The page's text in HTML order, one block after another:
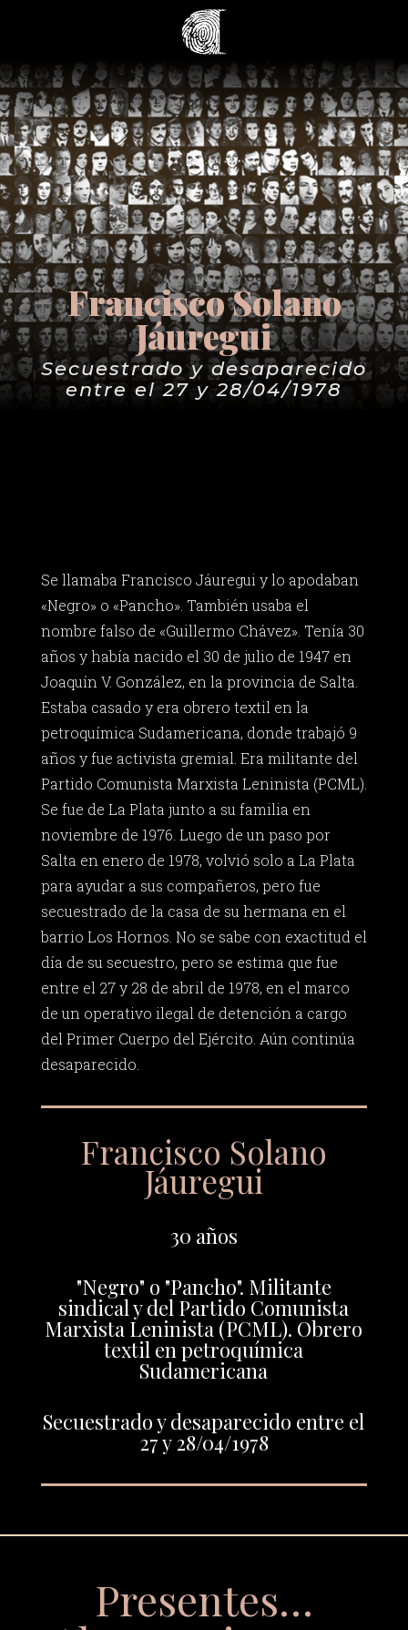
Francisco Solano
Jáuregui
Secuestrado y desaparecido
entre el 27 y 28/04/1978
Se llamaba Francisco Jáuregui y lo apodaban
«Negro» o «Pancho». También usaba el
nombre falso de «Guillermo Chávez». Tenía 30
años y había nacido el 30 de julio de 1947 en
Joaquín V. González, en la provincia de Salta.
Estaba casado y era obrero textil en la
petroquímica Sudamericana, donde trabajó 9
años y fue activista gremial. Era militante del
Partido Comunista Marxista Leninista (PCML).
Se fue de La Plata junto a su familia en
noviembre de 1976. Luego de un paso por
Salta en enero de 1978, volvió solo a La Plata
para ayudar a sus compañeros, pero fue
secuestrado de la casa de su hermana en el
barrio Los Hornos. No se sabe con exactitud el
día de su secuestro, pero se estima que fue
entre el 27 y 28 de abril de 1978, en el marco
de un operativo ilegal de detención a cargo
del Primer Cuerpo del Ejército. Aún continúa
desaparecido.
Francisco Solano
Jáuregui
30 años
"Negro" o "Pancho". Militante
sindical y del Partido Comunista
Marxista Leninista (PCML). Obrero
textil en petroquímica
Sudamericana
Secuestrado y desaparecido entre el
27 y 28/04/1978
Presentes…